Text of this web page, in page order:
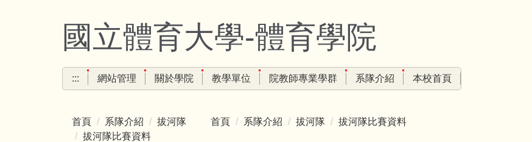
國立體育大學-體育學院
::: 網站管理 關於學院 教學單位 院教師專業學群 系隊介紹 本校首頁
首頁 系隊介紹
拔河隊
拔河隊比賽資料
首頁 系隊介紹 拔河隊 拔河隊比賽資料